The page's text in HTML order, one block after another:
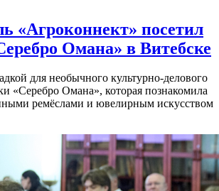
«Агроконнект» посетил
Омана» в Витебске
для необычного культурно-делового
«Серебро Омана», которая познакомила
ремёслами и ювелирным искусством